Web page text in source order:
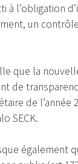
à l’obligation
un
que la
de
de
SECK.